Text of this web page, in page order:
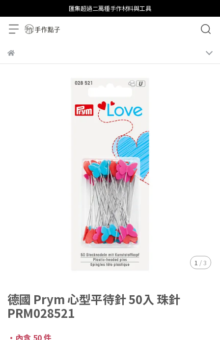
匯集超過二萬種手作材料與工具
1 /3
德國 Prym 心型平待針 50入 珠針
PRM028521
・內含 50 件